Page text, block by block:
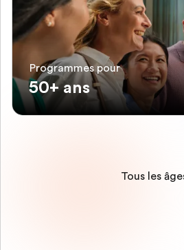
Programmes pour
50+ ans
Tous les